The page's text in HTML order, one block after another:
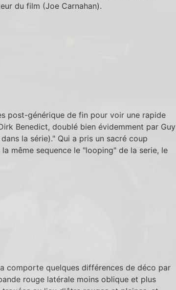
du film (Joe Carnahan).
post-générique de fin pour voir une rapide
Benedict, doublé bien évidemment par Guy
la série)." Qui a pris un sacré coup
même sequence le "looping" de la serie, le
comporte quelques différences de déco par
rouge latérale moins oblique et plus